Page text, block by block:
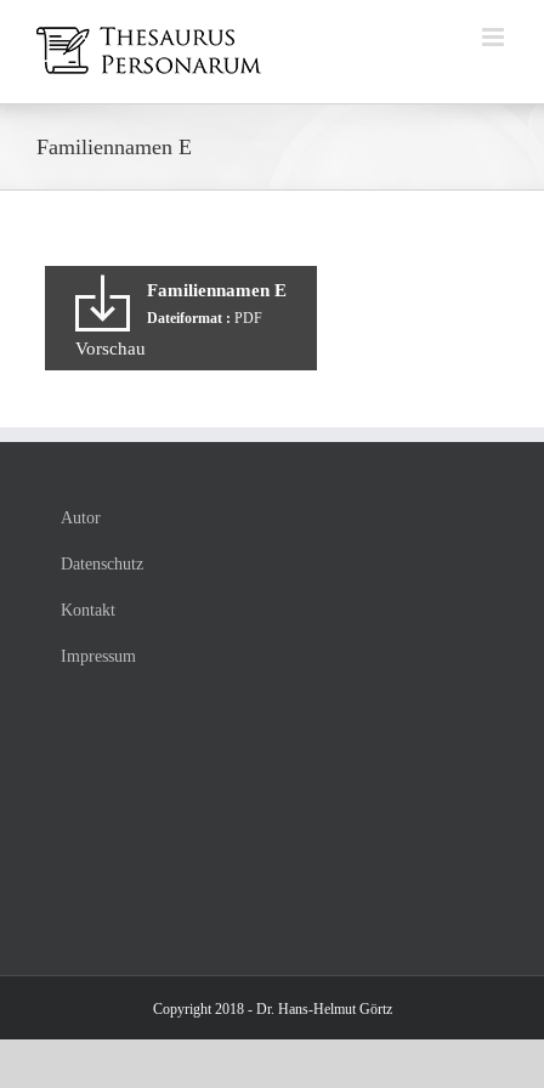
Inhalt
springen
Familiennamen E
Familiennamen E
Dateiformat : PDF
Vorschau
Autor
Datenschutz
Kontakt
Impressum
Copyright 2018 - Dr. Hans-Helmut Görtz